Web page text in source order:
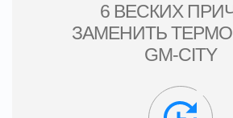
6 ВЕСКИХ
ЗАМЕНИТЬ
GM-CITY